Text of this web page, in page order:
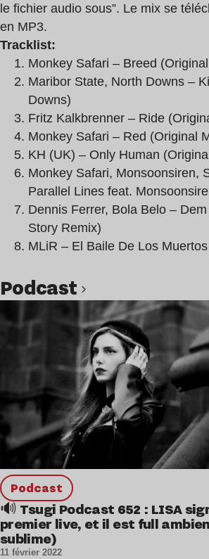
le fichier audio sous”. Le mix se
en MP3.
Tracklist:
Monkey Safari – Breed
Maribor State, North Downs –
Downs)
Fritz Kalkbrenner – Ride
Monkey Safari – Red (Original
KH (UK) – Only Human
Monkey Safari, Monsoonsiren,
Parallel Lines feat.
Dennis Ferrer, Bola Belo –
Story Remix)
MLiR – El Baile De Los
podcast
podcast
🔊 Tsugi Podcast 652 : LISA
premier live, et il est full
sublime)
11 février 2022
Lire